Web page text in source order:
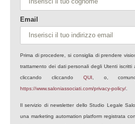
Email
Prima di procedere, si consiglia di prendere
trattamento dei dati personali degli Utenti iscritti
cliccando cliccando QUI , o,
https://www.saloniassociati.com/privacy-policy/
Il servizio di newsletter dello Studio Legale
una marketing automation platform registrata